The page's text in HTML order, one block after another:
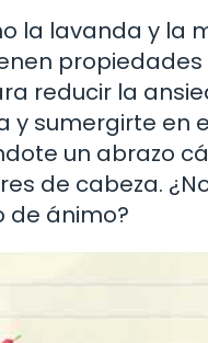
la lavanda y la
reducir la
y sumergirte en
un abrazo
de cabeza.
de ánimo?